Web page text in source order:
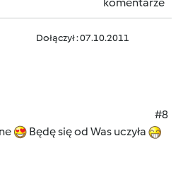
Dołączył : 07.10.2011
#8
Będę się od Was uczyła